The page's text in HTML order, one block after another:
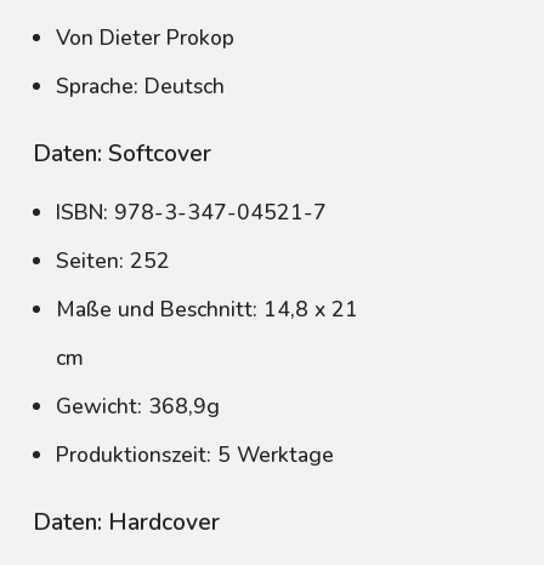
Von Dieter Prokop
Sprache: Deutsch
Daten: Softcover
ISBN: 978-3-347-04521-7
Seiten: 252
Maße und Beschnitt: 14,8 x 21
cm
Gewicht: 368,9g
Produktionszeit: 5 Werktage
Daten: Hardcover